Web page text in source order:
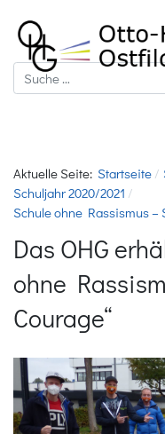
Suchen
Aktuelle Seite: Startseite
Schuljahr 2020/2021
Schule ohne Rassismus –
Das OHG
ohne
Courage“